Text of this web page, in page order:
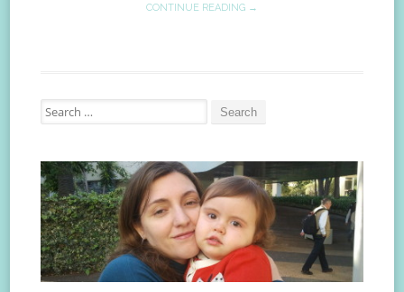
CONTINUE READING →
Search
for: